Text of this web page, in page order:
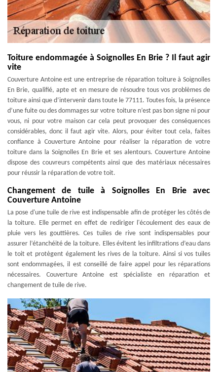
Toiture endommagée à Soignolles En Brie ? Il faut agir
vite
Couverture Antoine est une entreprise de réparation toiture à Soignolles
En Brie, qualifié, apte et en mesure de résoudre tous vos problèmes de
toiture ainsi que d’intervenir dans toute le 77111. Toutes fois, la présence
d’une fuite ou des dommages sur votre toiture n’est pas bon signe ni pour
vous, ni pour votre maison car cela peut provoquer des conséquences
considérables, donc il faut agir vite. Alors, pour éviter tout cela, faites
confiance à Couverture Antoine pour réaliser la réparation de votre
toiture dans la Soignolles En Brie et ses alentours. Couverture Antoine
dispose des couvreurs compétents ainsi que des matériaux nécessaires
pour réussir la réparation de votre toit.
Changement de tuile à Soignolles En Brie avec
Couverture Antoine
La pose d'une tuile de rive est indispensable afin de protéger les côtés de
la toiture. Elle permet en effet de rediriger l'écoulement des eaux de
pluie vers les gouttières. Ces tuiles de rive sont indispensables pour
assurer l’étanchéité de la toiture. Elles évitent les infiltrations d’eau dans
le toit et protègent également les rives de la toiture. Ainsi si vos tuiles
sont endommagées, il est conseillé de faire appel pour les réparations
nécessaires. Couverture Antoine est spécialiste en réparation et
changement de tuile de rive.